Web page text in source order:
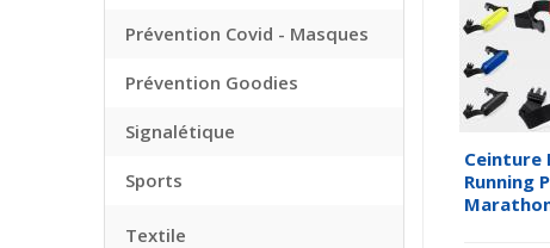
Prévention Covid - Masques
Prévention Goodies
Signalétique
Sports
Textile
Ceinture
Running